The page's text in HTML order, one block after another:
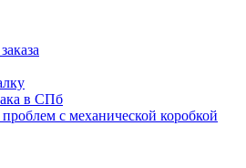
в СПб
с механической коробкой